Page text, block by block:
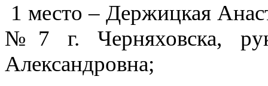
1 место – Держицкая
№7 г. Черняховска,
Александровна;